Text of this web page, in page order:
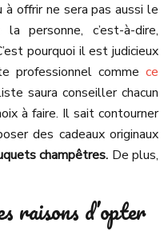
à offrir ne sera pas aussi le
personne, c’est-à-dire,
pourquoi il est judicieux
professionnel comme ce
saura conseiller chacun
à faire. Il sait contourner
des cadeaux originaux
champêtres. De plus,
raisons d’opter